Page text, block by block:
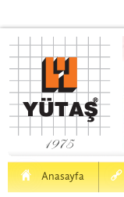
Anasayfa
H a